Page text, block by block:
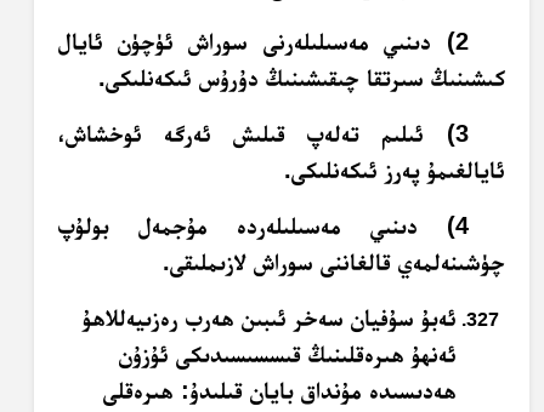
2) دىنىي مەسىلىلەرنى سوراش ئۈچۈن ئايال
كىشىنىڭ سىرتقا چىقىشىنىڭ دۇرۇس ئىكەنلىكى.
3) ئىلىم تەلەپ قىلىش ئەرگە ئوخشاش،
ئايالغىمۇ پەرز ئىكەنلىكى.
4) دىنىي مەسىلىلەردە مۇجمەل بولۇپ
چۈشىنەلمەي قالغاننى سوراش لازىملىقى.
ئەبۇ سۇفيان سەخر ئىبىن ھەرب رەزىيەللاھۇ
ئەنھۇ ھىرەقلىنىڭ قىسسىسىدىكى ئۇزۇن
ھەدىسىدە مۇنداق بايان قىلىدۇ: ھىرەقلى